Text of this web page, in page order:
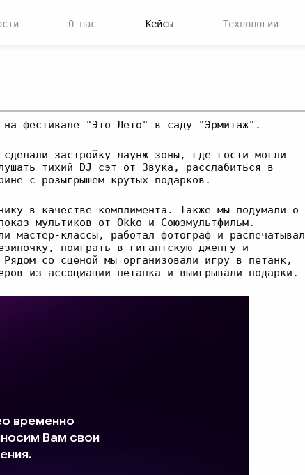
О нас Кейсы Технологии
на фестивале "Это Лето" в саду "Эрмитаж".
застройку лаунж зоны, где гости могли
тихий DJ сэт от Звука, расслабиться в
с розыгрышем крутых подарков.
в качестве комплимента. Также мы подумали о
мультиков от Okko и Союзмультфильм.
мастер-классы, работал фотограф и распечатывал
поиграть в гигантскую дженгу и
со сценой мы организовали игру в петанк,
из ассоциации петанка и выигрывали подарки.